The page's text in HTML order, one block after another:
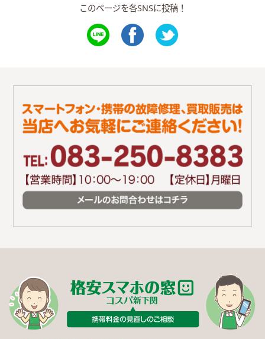
このページを各SNSに投稿！